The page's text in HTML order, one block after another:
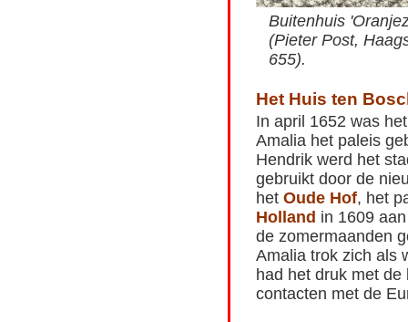
Buitenhuis
(Pieter Post,
655).
Het Huis ten
In april 1652 was
Amalia het paleis
Hendrik werd het
gebruikt door de
hetOude Hof, het
Holland in 1609
de zomermaanden
Amalia trok zich als
had het druk met
contacten met de